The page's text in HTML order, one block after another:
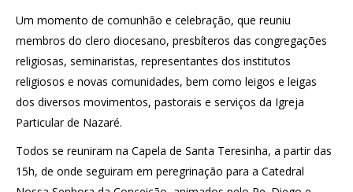
Um momento de comunhão e celebração, que reuniu
membros do clero diocesano, presbíteros das congregações
religiosas, seminaristas, representantes dos institutos
religiosos e novas comunidades, bem como leigos e leigas
dos diversos movimentos, pastorais e serviços da Igreja
Particular de Nazaré.
Todos se reuniram na Capela de Santa Teresinha, a partir das
15h, de onde seguiram em peregrinação para a Catedral